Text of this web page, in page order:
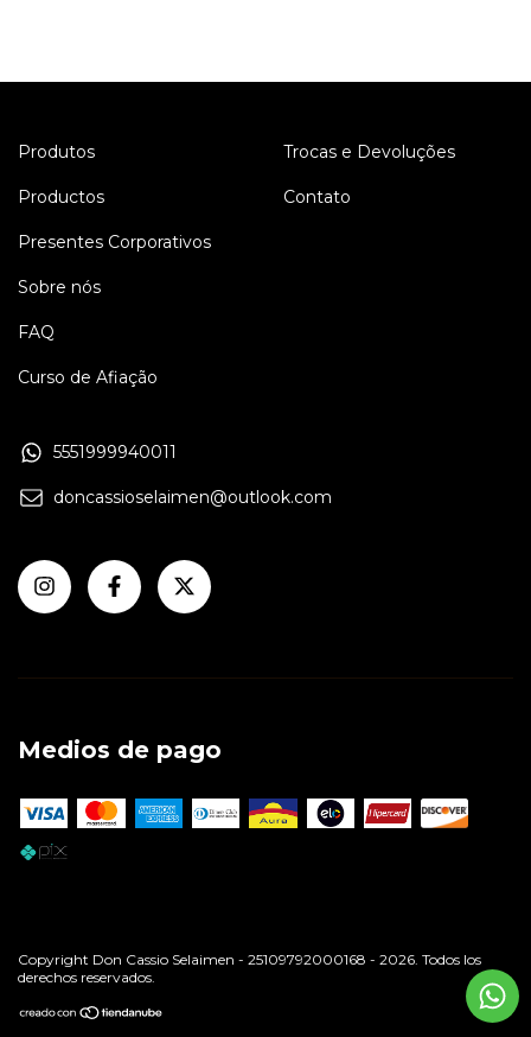
Produtos
Productos
Presentes Corporativos
Sobre nós
FAQ
Curso de Afiação
Trocas e Devoluções
Contato
5551999940011
doncassioselaimen@outlook.com
Medios de pago
Copyright Don Cassio Selaimen - 25109792000168 - 2026. Todos los
derechos reservados.